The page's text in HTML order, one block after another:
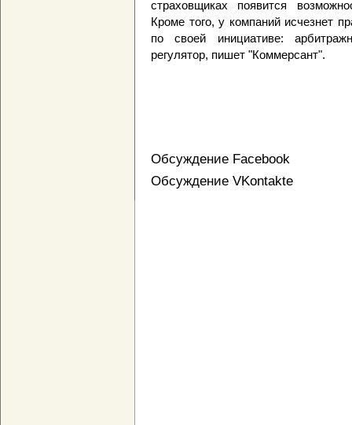
страховщиках появится
Кроме того, у компаний исчезнет
по своей инициативе:
регулятор, пишет "Коммерсант".
Обсуждение Facebook
Обсуждение VKontakte